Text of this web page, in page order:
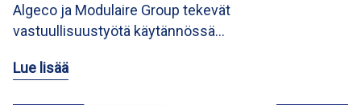
Algeco ja Modulaire Group tekevät
vastuullisuustyötä käytännössä…
Lue lisää